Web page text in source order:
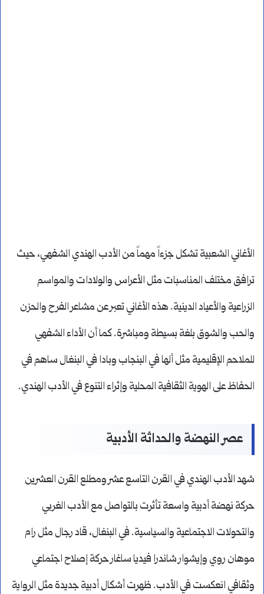
الأغاني الشعبية تشكل جزءاً مهماً من الأدب الهندي الشفهي، حيث
ترافق مختلف المناسبات مثل الأعراس والولادات والمواسم
الزراعية والأعياد الدينية. هذه الأغاني تعبر عن مشاعر الفرح والحزن
والحب والشوق بلغة بسيطة ومباشرة. كما أن الأداء الشفهي
للملاحم الإقليمية مثل ألها في البنجاب وبادا في البنغال ساهم في
الحفاظ على الهوية الثقافية المحلية وإثراء التنوع في الأدب الهندي.
عصر النهضة والحداثة الأدبية
شهد الأدب الهندي في القرن التاسع عشر ومطلع القرن العشرين
حركة نهضة أدبية واسعة تأثرت بالتواصل مع الأدب الغربي
والتحولات الاجتماعية والسياسية. في البنغال، قاد رجال مثل رام
موهان روي وإيشوار شاندرا فيديا ساغار حركة إصلاح اجتماعي
وثقافي انعكست في الأدب. ظهرت أشكال أدبية جديدة مثل الرواية